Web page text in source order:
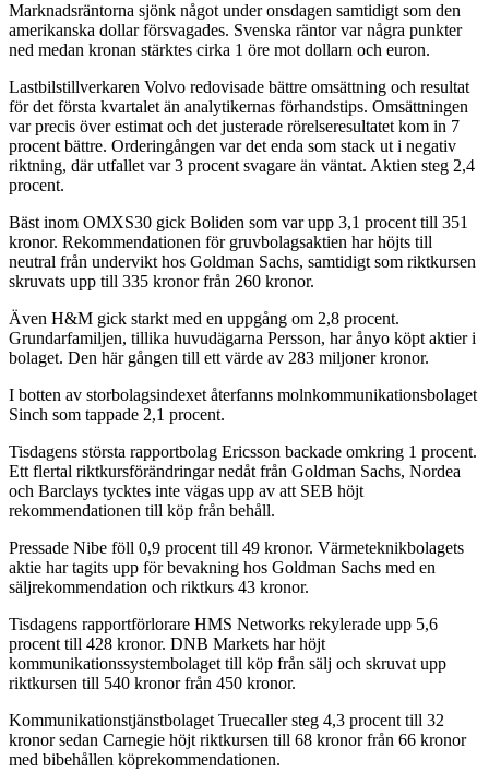
Marknadsräntorna sjönk något under onsdagen samtidigt som den
amerikanska dollar försvagades. Svenska räntor var några punkter
ned medan kronan stärktes cirka 1 öre mot dollarn och euron.
Lastbilstillverkaren Volvo redovisade bättre omsättning och resultat
för det första kvartalet än analytikernas förhandstips. Omsättningen
var precis över estimat och det justerade rörelseresultatet kom in 7
procent bättre. Orderingången var det enda som stack ut i negativ
riktning, där utfallet var 3 procent svagare än väntat. Aktien steg 2,4
procent.
Bäst inom OMXS30 gick Boliden som var upp 3,1 procent till 351
kronor. Rekommendationen för gruvbolagsaktien har höjts till
neutral från undervikt hos Goldman Sachs, samtidigt som riktkursen
skruvats upp till 335 kronor från 260 kronor.
Även H&M gick starkt med en uppgång om 2,8 procent.
Grundarfamiljen, tillika huvudägarna Persson, har ånyo köpt aktier i
bolaget. Den här gången till ett värde av 283 miljoner kronor.
I botten av storbolagsindexet återfanns molnkommunikationsbolaget
Sinch som tappade 2,1 procent.
Tisdagens största rapportbolag Ericsson backade omkring 1 procent.
Ett flertal riktkursförändringar nedåt från Goldman Sachs, Nordea
och Barclays tycktes inte vägas upp av att SEB höjt
rekommendationen till köp från behåll.
Pressade Nibe föll 0,9 procent till 49 kronor. Värmeteknikbolagets
aktie har tagits upp för bevakning hos Goldman Sachs med en
säljrekommendation och riktkurs 43 kronor.
Tisdagens rapportförlorare HMS Networks rekylerade upp 5,6
procent till 428 kronor. DNB Markets har höjt
kommunikationssystembolaget till köp från sälj och skruvat upp
riktkursen till 540 kronor från 450 kronor.
Kommunikationstjänstbolaget Truecaller steg 4,3 procent till 32
kronor sedan Carnegie höjt riktkursen till 68 kronor från 66 kronor
med bibehållen köprekommendationen.